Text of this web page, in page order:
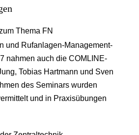
Thema FN
und Rufanlagen-Management-
nahmen auch die COMLINE-
Tobias Hartmann und Sven
des Seminars wurden
und in Praxisübungen